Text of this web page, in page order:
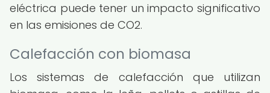
eléctrica puede tener un impacto significativo
en las emisiones de CO2.
Calefacción con biomasa
Los sistemas de calefacción que utilizan